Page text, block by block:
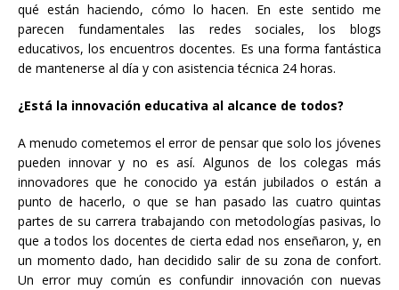
qué están haciendo, cómo lo hacen. En este sentido me
parecen fundamentales las redes sociales, los blogs
educativos, los encuentros docentes. Es una forma fantástica
de mantenerse al día y con asistencia técnica 24 horas.
¿Está la innovación educativa al alcance de todos?
A menudo cometemos el error de pensar que solo los jóvenes
pueden innovar y no es así. Algunos de los colegas más
innovadores que he conocido ya están jubilados o están a
punto de hacerlo, o que se han pasado las cuatro quintas
partes de su carrera trabajando con metodologías pasivas, lo
que a todos los docentes de cierta edad nos enseñaron, y, en
un momento dado, han decidido salir de su zona de confort.
Un error muy común es confundir innovación con nuevas